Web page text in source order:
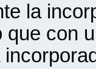
la
que con